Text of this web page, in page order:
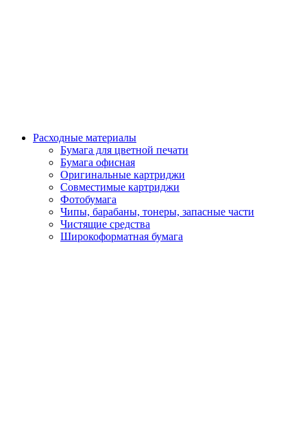
Расходные материалы
Бумага для цветной печати
Бумага офисная
Оригинальные картриджи
Совместимые картриджи
Фотобумага
Чипы, барабаны, тонеры, запасные части
Чистящие средства
Широкоформатная бумага